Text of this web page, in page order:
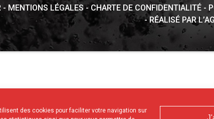
des cookies pour faciliter votre navigation sur
MENTIONS LÉGALES CHARTE DE CONFIDENTIALITÉ
RÉALISÉ PAR